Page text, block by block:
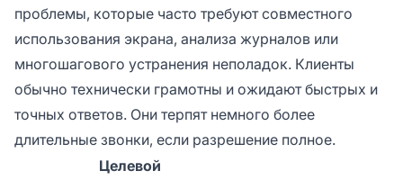
проблемы, которые часто требуют совместного
использования экрана, анализа журналов или
многошагового устранения неполадок. Клиенты
обычно технически грамотны и ожидают быстрых и
точных ответов. Они терпят немного более
длительные звонки, если разрешение полное.
Целевой